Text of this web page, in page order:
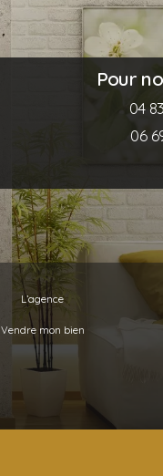
Pour
04
06
L’agence
Vendre mon bien